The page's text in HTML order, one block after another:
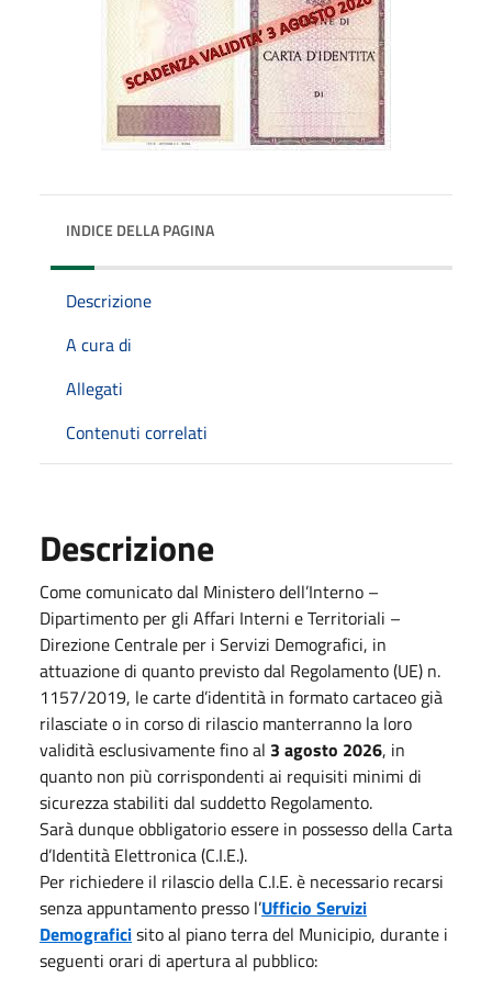
INDICE DELLA PAGINA
Descrizione
A cura di
Allegati
Contenuti correlati
Descrizione
Come comunicato dal Ministero dell’Interno –
Dipartimento per gli Affari Interni e Territoriali –
Direzione Centrale per i Servizi Demografici, in
attuazione di quanto previsto dal Regolamento (UE) n.
1157/2019, le carte d’identità in formato cartaceo già
rilasciate o in corso di rilascio manterranno la loro
validità esclusivamente fino al 3 agosto 2026, in
quanto non più corrispondenti ai requisiti minimi di
sicurezza stabiliti dal suddetto Regolamento.
Sarà dunque obbligatorio essere in possesso della Carta
d’Identità Elettronica (C.I.E.).
Per richiedere il rilascio della C.I.E. è necessario recarsi
senza appuntamento presso l’Ufficio Servizi
Demograficisito al piano terra del Municipio, durante i
seguenti orari di apertura al pubblico: